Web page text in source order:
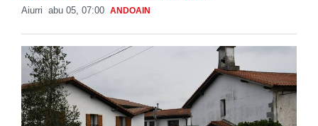
Aiurri abu 05, 07:00 ANDOAIN